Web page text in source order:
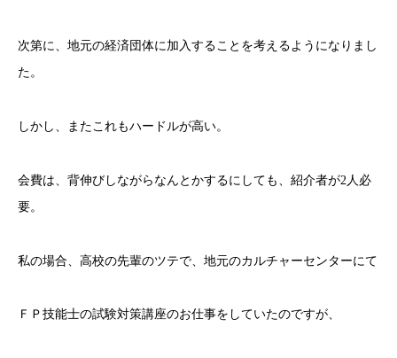
次第に、地元の経済団体に加入することを考えるようになりまし
た。
しかし、またこれもハードルが高い。
会費は、背伸びしながらなんとかするにしても、紹介者が2人必
要。
私の場合、高校の先輩のツテで、地元のカルチャーセンターにて
ＦＰ技能士の試験対策講座のお仕事をしていたのですが、